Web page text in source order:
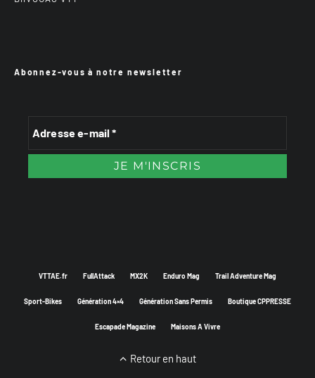
Abonnez-vous à notre newsletter
VTTAE.fr FullAttack MX2K Enduro Mag Trail Adventure Mag
Sport-Bikes Génération 4×4 Génération Sans Permis Boutique CPPRESSE
Escapade Magazine Maisons A Vivre
Retour en haut